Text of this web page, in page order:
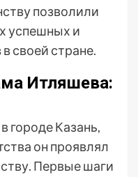
позволили
успешных и
своей стране.
Итляшева:
городе Казань,
он проявлял
Первые шаги